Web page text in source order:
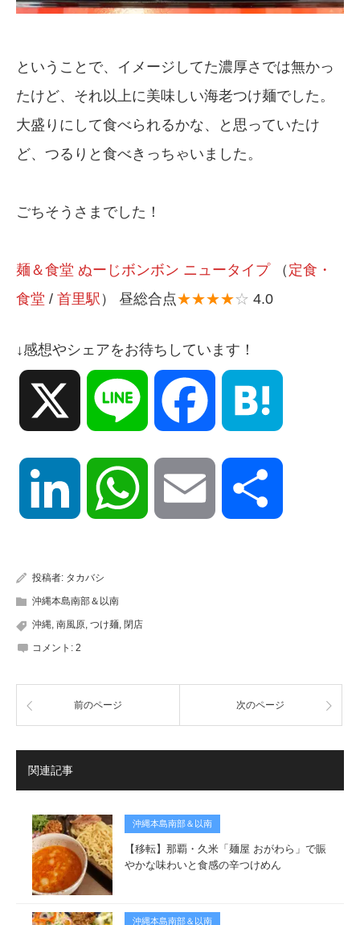
ということで、イメージしてた濃厚さでは無かっ
たけど、それ以上に美味しい海老つけ麺でした。
大盛りにして食べられるかな、と思っていたけ
ど、つるりと食べきっちゃいました。
ごちそうさまでした！
麺＆食堂 ぬーじボンボン ニュータイプ（ 定食・
食堂 / 首里駅 ） 昼総合点★★★★☆ 4.0
↓感想やシェアをお待ちしています！
Line Facebook
LinkedIn WhatsApp Email
投稿者: タカバシ
沖縄本島南部＆以南
沖縄, 南風原, つけ麺, 閉店
コメント: 2
前のページ 次のページ
関連記事
沖縄本島南部＆以南
【移転】那覇・久米「麺屋 おがわら」で賑
やかな味わいと食感の辛つけめん
沖縄本島南部＆以南